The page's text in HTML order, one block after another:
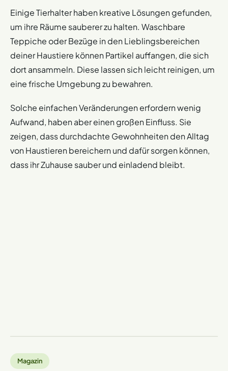
Einige Tierhalter haben kreative Lösungen gefunden,
um ihre Räume sauberer zu halten. Waschbare
Teppiche oder Bezüge in den Lieblingsbereichen
deiner Haustiere können Partikel auffangen, die sich
dort ansammeln. Diese lassen sich leicht reinigen, um
eine frische Umgebung zu bewahren.
Solche einfachen Veränderungen erfordern wenig
Aufwand, haben aber einen großen Einfluss. Sie
zeigen, dass durchdachte Gewohnheiten den Alltag
von Haustieren bereichern und dafür sorgen können,
dass ihr Zuhause sauber und einladend bleibt.
Magazin